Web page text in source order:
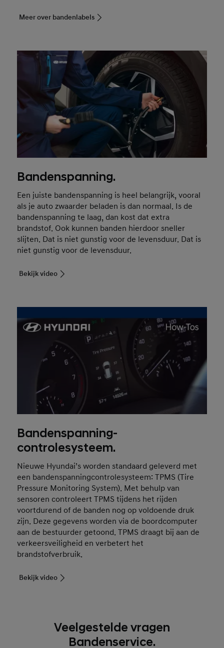
Meer over bandenlabels
Bandenspanning.
Een juiste bandenspanning is heel belangrijk, vooral
als je auto zwaarder beladen is dan normaal. Is de
bandenspanning te laag, dan kost dat extra
brandstof. Ook kunnen banden hierdoor sneller
slijten. Dat is niet gunstig voor de levensduur. Dat is
niet gunstig voor de levensduur.
Bekijk video
Bandenspanning-
controlesysteem.
Nieuwe Hyundai’s worden standaard geleverd met
een bandenspanningcontrolesysteem: TPMS (Tire
Pressure Monitoring System). Met behulp van
sensoren controleert TPMS tijdens het rijden
voortdurend of de banden nog op voldoende druk
zijn. Deze gegevens worden via de boordcomputer
aan de bestuurder getoond. TPMS draagt bij aan de
verkeersveiligheid en verbetert het
brandstofverbruik.
Bekijk video
Veelgestelde vragen
Bandenservice.